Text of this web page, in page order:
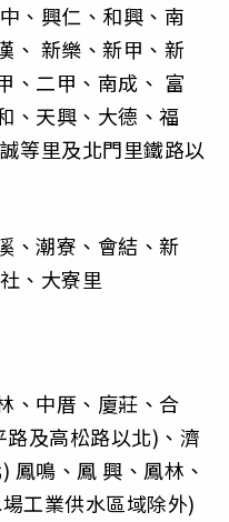
、興仁、和興、南
、 新樂、新甲、新
、二甲、南成、 富
、天興、大德、福
等里及北門里鐵路以
、潮寮、會結、新
、大寮里
、中厝、廈莊、合
及高松路以北)、濟
鳳鳴、鳳 興、鳳林、
工業供水區域除外)